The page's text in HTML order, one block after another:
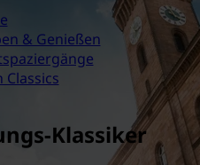
& Genießen
Classics
Klassiker